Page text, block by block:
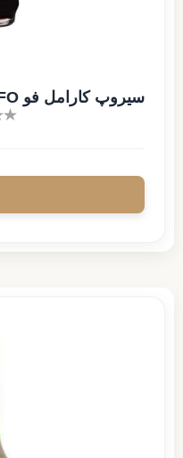
سیروپ کارامل فو FO حجم ۷۰۰ میل